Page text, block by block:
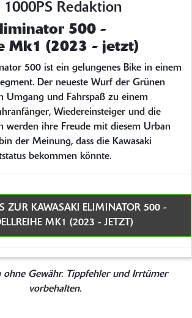
1000PS Redaktion
500 -
Mk1 (2023 - jetzt)
500 ist ein gelungenes Bike in einem
Der neueste Wurf der Grünen
Umgang und Fahrspaß zu einem
Wiedereinsteiger und die
werden ihre Freude mit diesem Urban
der Meinung, dass die Kawasaki
bekommen könnte.
ZUR KAWASAKI ELIMINATOR 500 -
MK1 (2023 - JETZT)
ohne Gewähr. Tippfehler und Irrtümer
vorbehalten.